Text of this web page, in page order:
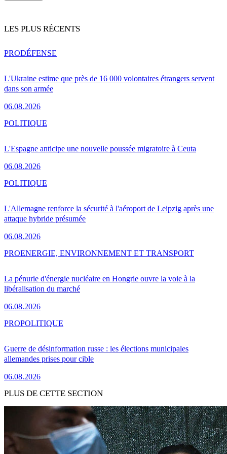
LES PLUS RÉCENTS
L'Ukraine estime que près de 16 000 volontaires étrangers servent
dans son armée
06.08.2026
PRODÉFENSE
L'Espagne anticipe une nouvelle poussée migratoire à Ceuta
06.08.2026
POLITIQUE
L'Allemagne renforce la sécurité à l'aéroport de Leipzig après une
attaque hybride présumée
06.08.2026
POLITIQUE
La pénurie d'énergie nucléaire en Hongrie ouvre la voie à la
libéralisation du marché
06.08.2026
PROENERGIE, ENVIRONNEMENT ET TRANSPORT
Guerre de désinformation russe : les élections municipales
allemandes prises pour cible
06.08.2026
PROPOLITIQUE
PLUS DE CETTE SECTION